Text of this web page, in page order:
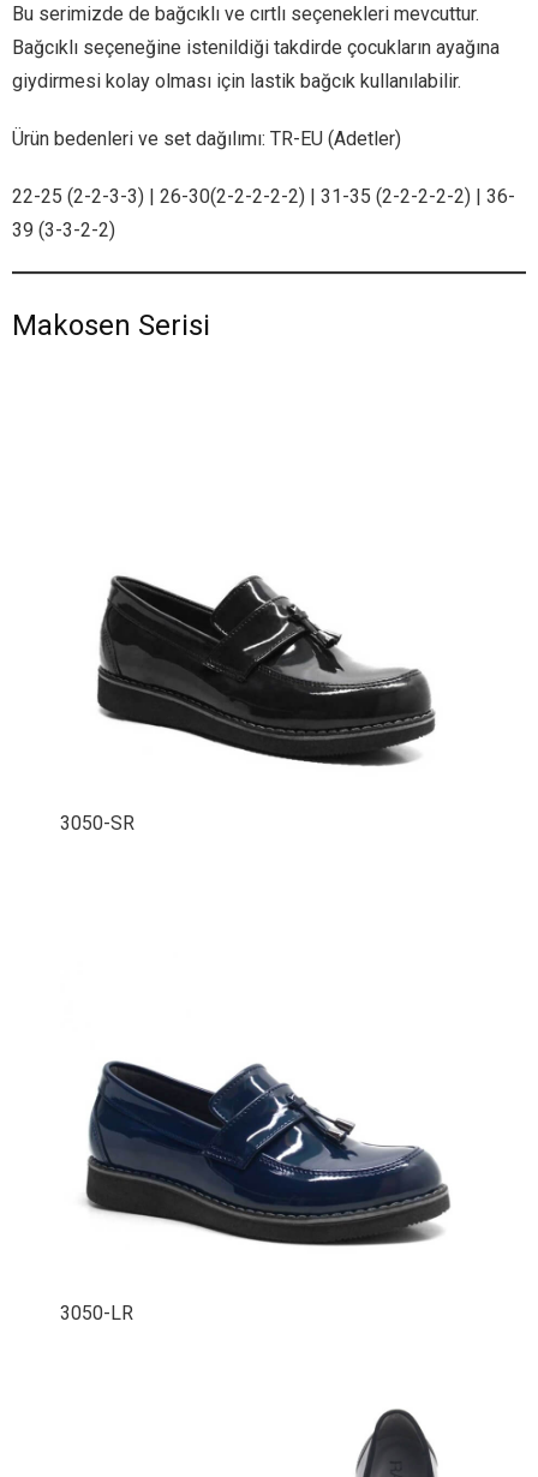
Bu serimizde de bağcıklı ve cırtlı seçenekleri mevcuttur.
Bağcıklı seçeneğine istenildiği takdirde çocukların ayağına
giydirmesi kolay olması için lastik bağcık kullanılabilir.
Ürün bedenleri ve set dağılımı: TR-EU (Adetler)
22-25 (2-2-3-3) | 26-30(2-2-2-2-2) | 31-35 (2-2-2-2-2) | 36-
39 (3-3-2-2)
Makosen Serisi
3050-SR
3050-LR